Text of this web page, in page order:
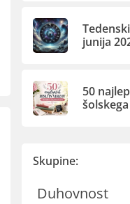
junija
50
Skupine:
Duhovnost